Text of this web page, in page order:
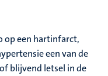
op een hartinfarct,
een van de
blijvend letsel in de